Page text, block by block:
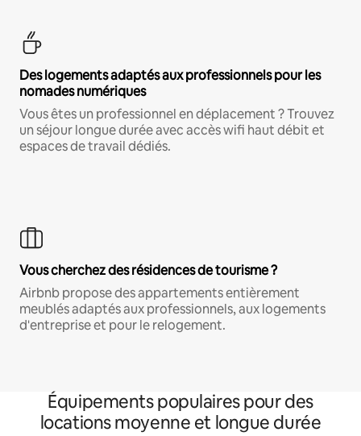
Des logements adaptés aux professionnels pour les
nomades numériques
Vous êtes un professionnel en déplacement ? Trouvez
un séjour longue durée avec accès wifi haut débit et
espaces de travail dédiés.
Vous cherchez des résidences de tourisme ?
Airbnb propose des appartements entièrement
meublés adaptés aux professionnels, aux logements
d'entreprise et pour le relogement.
Équipements populaires pour des
locations moyenne et longue durée